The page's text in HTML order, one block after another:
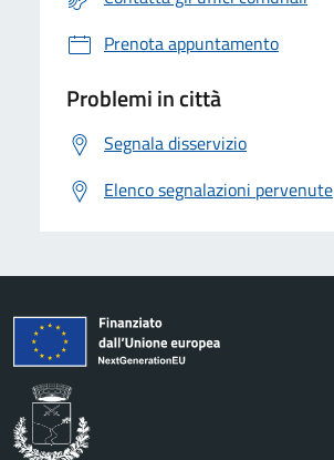
Prenota appuntamento
Problemi in città
Segnala disservizio
Elenco segnalazioni pervenute